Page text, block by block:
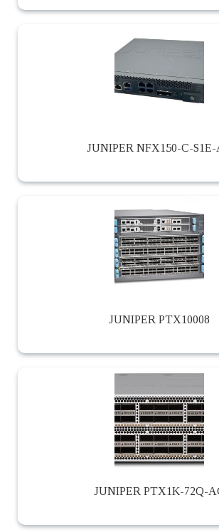
JUNIPER NFX150-C-S1E-
JUNIPER PTX10008
JUNIPER PTX1K-72Q-